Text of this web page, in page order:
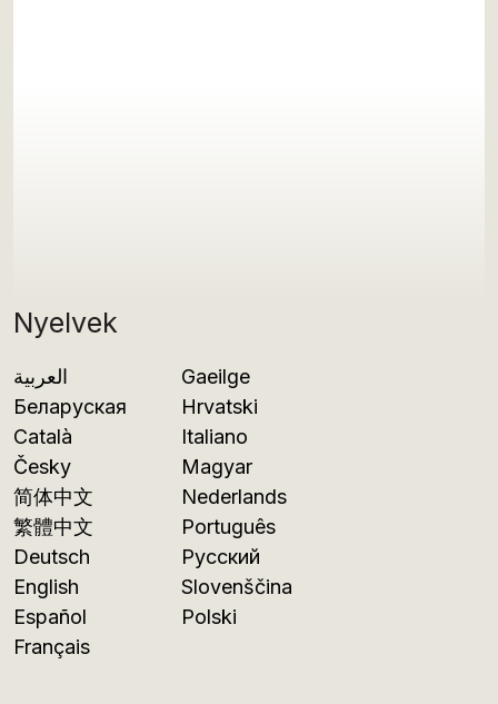
Nyelvek
العربية
Беларуская
Català
Česky
简体中文
繁體中文
Deutsch
English
Español
Français
Gaeilge
Hrvatski
Italiano
Magyar
Nederlands
Português
Русский
Slovenščina
Polski